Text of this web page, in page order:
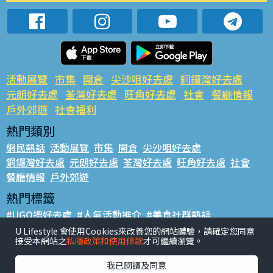
活動展覽 市集 開倉 尖沙咀好去處 銅鑼灣好去處
元朗好去處 荃灣好去處 旺角好去處 社會 餐廳情報
戶外郊遊 社會福利
熱門類別
網民熱話 活動展覽 市集 開倉 尖沙咀好去處
銅鑼灣好去處 元朗好去處 荃灣好去處 旺角好去處 社會
餐廳情報 戶外郊遊
熱門標籤
#UGO搵好去處 #人氣活動推介 #美食社群熱話
#親子玩樂好去處 #ULifestyle應用程式 #限時搶
#UJetso禮物放送 #ULifestyle商戶中心 #著數
香港經濟日報版權所有©2026
U Lifestyle 會使用Cookies來改善您的網站體驗，請確定您同意
接受本網站之私隱政策和使用條款才可繼續瀏覽。
我已閱讀及同意